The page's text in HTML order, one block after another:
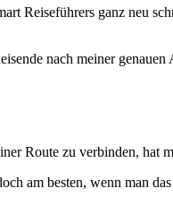
Reiseführers ganz neu
nach meiner
Route zu verbinden, hat
am besten, wenn man